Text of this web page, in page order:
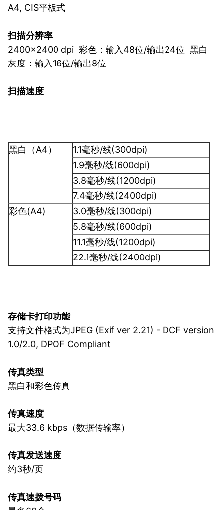
A4, CIS平板式
扫描分辨率
2400×2400 dpi 彩色：输入48位/输出24位 黑白
灰度：输入16位/输出8位
扫描速度
黑白（A4）
1.1毫秒/线(300dpi)
1.9毫秒/线(600dpi)
3.8毫秒/线(1200dpi)
7.4毫秒/线(2400dpi)
彩色(A4)
3.0毫秒/线(300dpi)
5.8毫秒/线(600dpi)
11.1毫秒/线(1200dpi)
22.1毫秒/线(2400dpi)
存储卡打印功能
支持文件格式为JPEG (Exif ver 2.21) - DCF version
1.0/2.0, DPOF Compliant
传真类型
黑白和彩色传真
传真速度
最大33.6 kbps（数据传输率）
传真发送速度
约3秒/页
传真速拨号码